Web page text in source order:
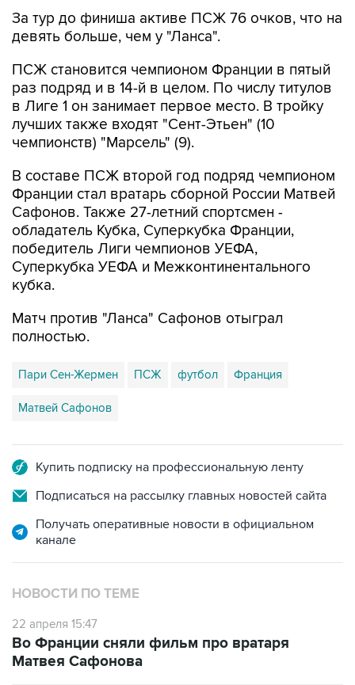
За тур до финиша активе ПСЖ 76 очков, что на
девять больше, чем у "Ланса".
ПСЖ становится чемпионом Франции в пятый
раз подряд и в 14-й в целом. По числу титулов
в Лиге 1 он занимает первое место. В тройку
лучших также входят "Сент-Этьен" (10
чемпионств) "Марсель" (9).
В составе ПСЖ второй год подряд чемпионом
Франции стал вратарь сборной России Матвей
Сафонов. Также 27-летний спортсмен -
обладатель Кубка, Суперкубка Франции,
победитель Лиги чемпионов УЕФА,
Суперкубка УЕФА и Межконтинентального
кубка.
Матч против "Ланса" Сафонов отыграл
полностью.
Пари Сен-Жермен ПСЖ футбол Франция
Матвей Сафонов
Купить подписку на профессиональную ленту
Подписаться на рассылку главных новостей сайта
Получать оперативные новости в официальном
канале
НОВОСТИ ПО ТЕМЕ
22 апреля 15:47
Во Франции сняли фильм про вратаря
Матвея Сафонова